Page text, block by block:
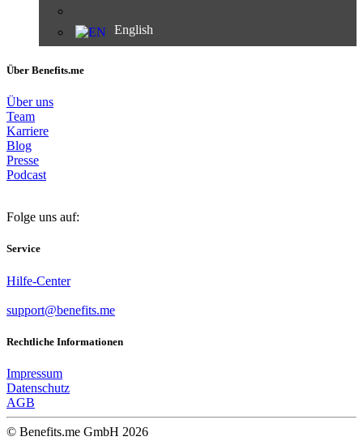
English
Über Benefits.me
Über uns
Team
Karriere
Blog
Presse
Podcast
Folge uns auf:
Service
Hilfe-Center
support@benefits.me
Rechtliche Informationen
Impressum
Datenschutz
AGB
© Benefits.me GmbH 2026